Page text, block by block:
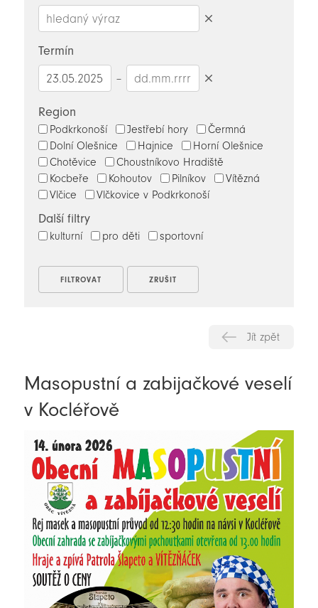
Termín
–
Region
Podkrkonoší Jestřebí hory
Čermná
Dolní Olešnice
Hajnice
Horní Olešnice
Chotěvice
Choustníkovo Hradiště
Kocbeře
Kohoutov Pilníkov
Vítězná
Vlčice
Vlčkovice v Podkrkonoší
Další filtry
kulturní pro děti sportovní
Jít zpět
Masopustní a zabijačkové veselí
v Kocléřově